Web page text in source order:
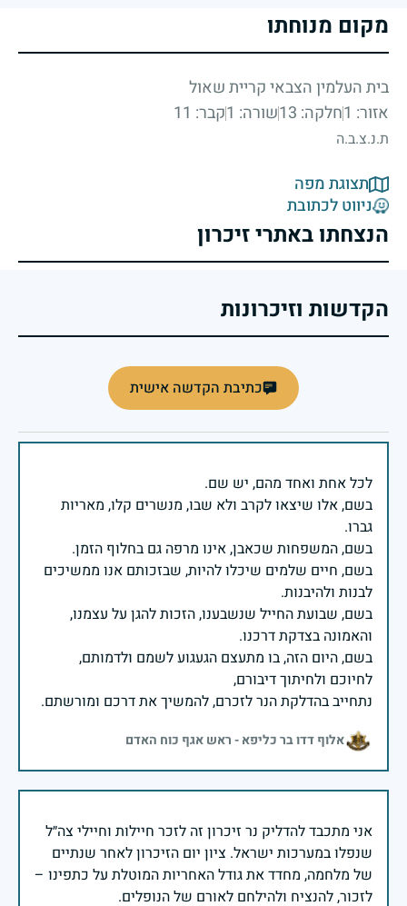
מקום מנוחתו
בית העלמין הצבאי קריית שאול
אזור: 1
חלקה: 13 שורה: 1 קבר: 11
ת.נ.צ.ב.ה
תצוגת מפה
ניווט לכתובת
הנצחתו באתרי זיכרון
הקדשות וזיכרונות
כתיבת הקדשה אישית
בשם, אלו שיצאו לקרב ולא שבו, מנשרים קלו, מאריות
בשם, חיים שלמים שיכלו להיות, שבזכותם אנו ממשיכים
בשם, שבועת החייל שנשבענו, הזכות להגן על עצמנו,
בשם, היום הזה, בו מתעצם הגעגוע לשמם ולדמותם,
נתחייב בהדלקת הנר לזכרם, להמשיך את דרכם ומורשתם.
אלוף דדו בר כליפא - ראש אגף כוח האדם
אני מתכבד להדליק נר זיכרון זה לזכר חיילות וחיילי צה״ל
שנפלו במערכות ישראל. ציון יום הזיכרון לאחר שנתיים
של מלחמה, מחדד את גודל האחריות המוטלת על כתפינו –